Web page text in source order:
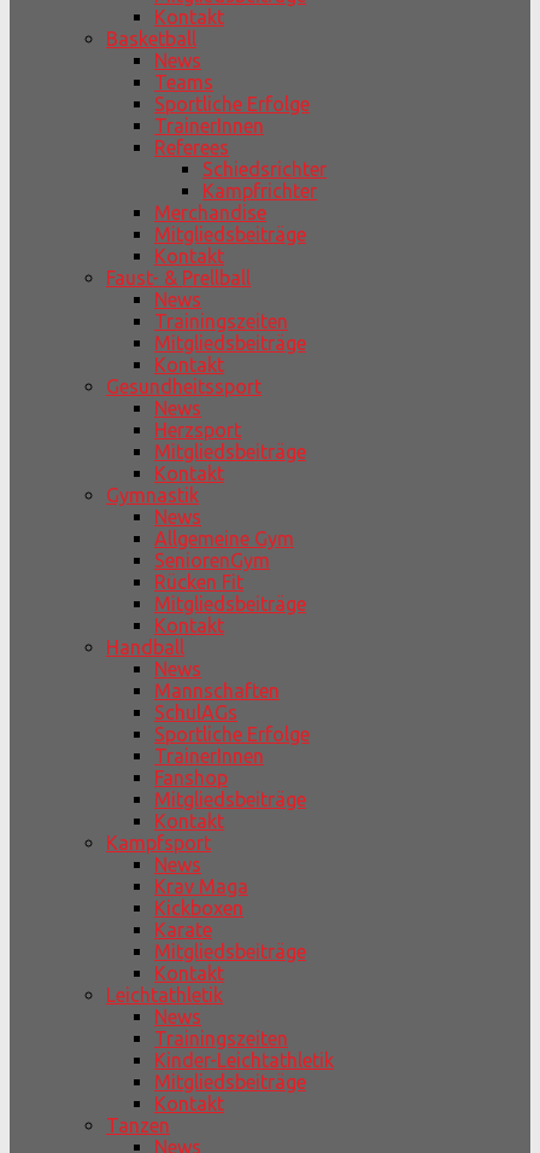
Kontakt
Basketball
News
Teams
Sportliche Erfolge
TrainerInnen
Referees
Schiedsrichter
Kampfrichter
Merchandise
Mitgliedsbeiträge
Kontakt
Faust- & Prellball
News
Trainingszeiten
Mitgliedsbeiträge
Kontakt
Gesundheitssport
News
Herzsport
Mitgliedsbeiträge
Kontakt
Gymnastik
News
Allgemeine Gym
SeniorenGym
Rücken Fit
Mitgliedsbeiträge
Kontakt
Handball
News
Mannschaften
SchulAGs
Sportliche Erfolge
TrainerInnen
Fanshop
Mitgliedsbeiträge
Kontakt
Kampfsport
News
Krav Maga
Kickboxen
Karate
Mitgliedsbeiträge
Kontakt
Leichtathletik
News
Trainingszeiten
Kinder-Leichtathletik
Mitgliedsbeiträge
Kontakt
Tanzen
News